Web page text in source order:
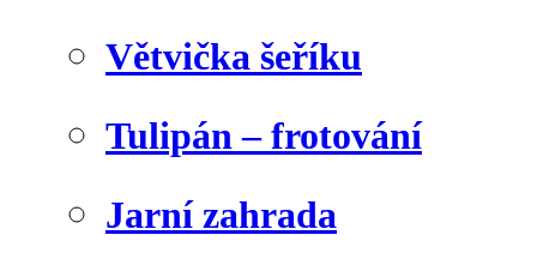
Větvička šeříku
Tulipán – frotování
Jarní zahrada